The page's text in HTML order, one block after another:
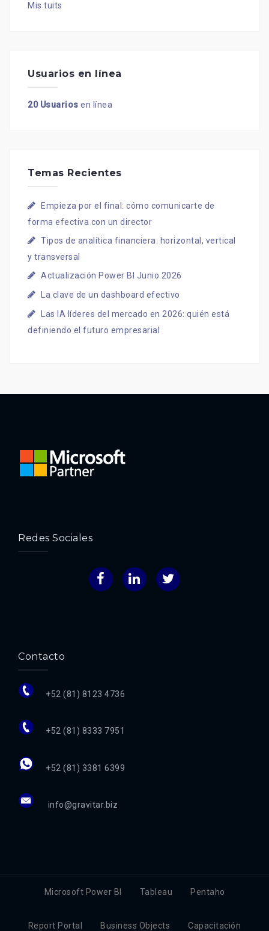
Mis tuits
Usuarios en línea
20 Usuarios en línea
Temas Recientes
Empieza por el final: cómo comunicarte de
forma efectiva con un director
Tipos de analítica financiera: horizontal, vertical
y transversal
Actualización Power BI Junio 2026
La clave de un dashboard efectivo
Las IA líderes del mercado en 2026: quién está
definiendo el futuro empresarial
Redes Sociales
FacebookLinkedInTwitter
Contacto
+52 (81) 8123 4736
+52 (81) 8333 7951
+52 (81) 3381 6399
info@gravitar.biz
Microsoft Power BI Tableau Pentaho
Report Portal Business Objects Capacitación